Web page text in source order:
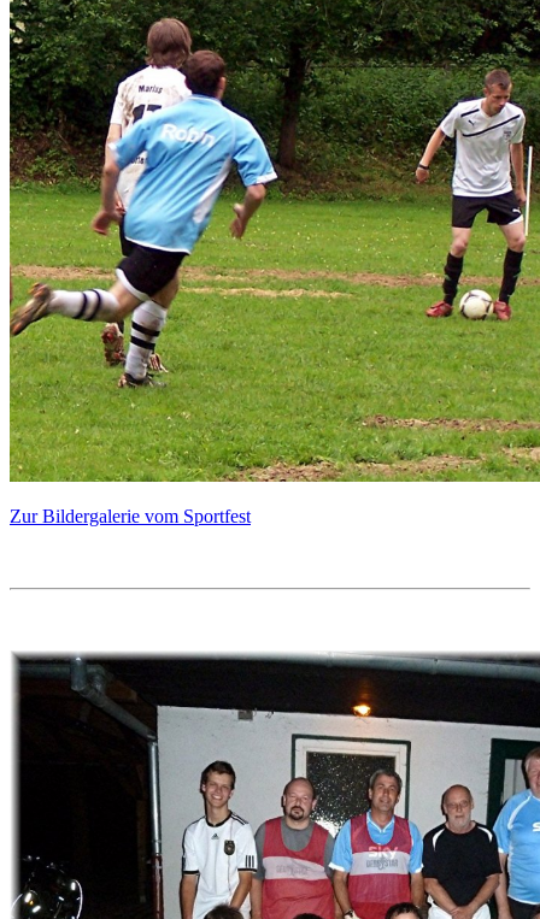
Zur Bildergalerie vom Sportfest